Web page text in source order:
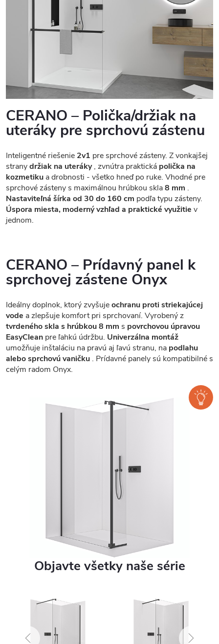
CERANO – Polička/držiak na
uteráky pre sprchovú zástenu
Inteligentné riešenie 2v1 pre sprchové zásteny. Z vonkajšej
stranydržiak na uteráky, zvnútra praktická polička na
kozmetiku a drobnosti - všetko hneď po ruke. Vhodné pre
sprchové zásteny s maximálnou hrúbkou skla8 mm .
Nastaviteľná šírka od 30 do 160 cm podľa typu zásteny.
Úspora miesta, moderný vzhľad a praktické využitie v
jednom.
CERANO – Prídavný panel k
sprchovej zástene Onyx
Ideálny doplnok, ktorý zvyšujeochranu proti striekajúcej
vode a zlepšuje komfort pri sprchovaní. Vyrobený z
tvrdeného skla s hrúbkou 8 mm s povrchovou úpravou
EasyClean pre ľahkú údržbu. Univerzálna montáž
umožňuje inštaláciu na pravú aj ľavú stranu, na podlahu
alebo sprchovú vaničku . Prídavné panely sú kompatibilné s
celým radom Onyx.
Objavte všetky naše série